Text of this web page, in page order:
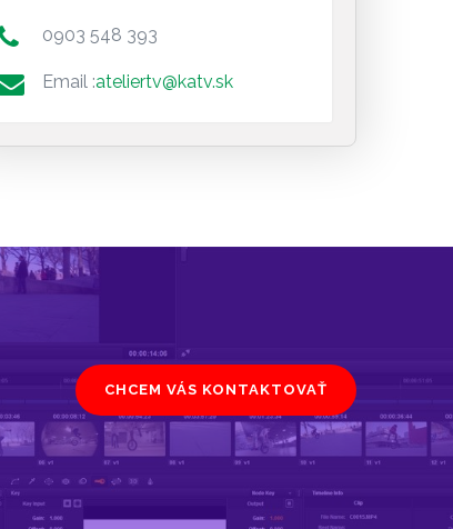
0903 548 393
Email :ateliertv@katv.sk
CHCEM VÁS KONTAKTOVAŤ